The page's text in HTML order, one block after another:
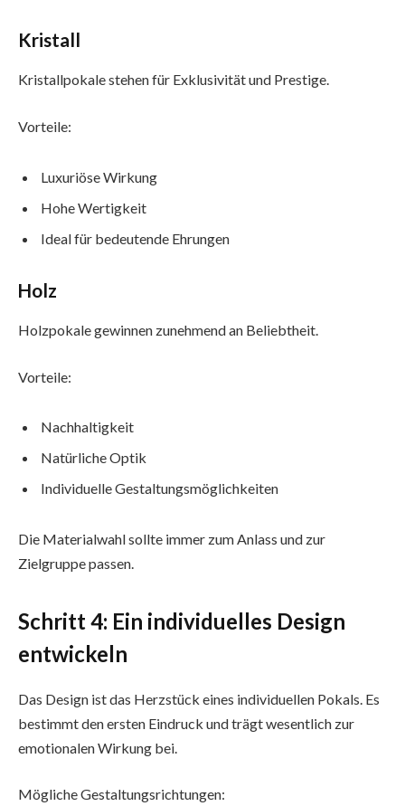
Kristall
Kristallpokale stehen für Exklusivität und Prestige.
Vorteile:
Luxuriöse Wirkung
Hohe Wertigkeit
Ideal für bedeutende Ehrungen
Holz
Holzpokale gewinnen zunehmend an Beliebtheit.
Vorteile:
Nachhaltigkeit
Natürliche Optik
Individuelle Gestaltungsmöglichkeiten
Die Materialwahl sollte immer zum Anlass und zur
Zielgruppe passen.
Schritt 4: Ein individuelles Design
entwickeln
Das Design ist das Herzstück eines individuellen Pokals. Es
bestimmt den ersten Eindruck und trägt wesentlich zur
emotionalen Wirkung bei.
Mögliche Gestaltungsrichtungen: